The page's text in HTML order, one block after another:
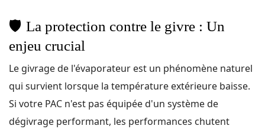
🛡️ La protection contre le givre : Un
enjeu crucial
Le givrage de l'évaporateur est un phénomène naturel
qui survient lorsque la température extérieure baisse.
Si votre PAC n'est pas équipée d'un système de
dégivrage performant, les performances chutent